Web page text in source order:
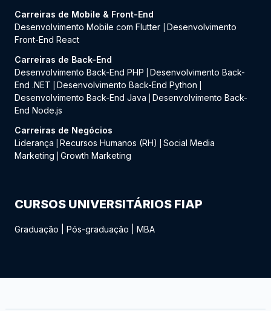
Carreiras de Mobile & Front-End
Desenvolvimento Mobile com Flutter
Desenvolvimento
Front-End React
Carreiras de Back-End
Desenvolvimento Back-End PHP
Desenvolvimento Back-
End .NET
Desenvolvimento Back-End Python
Desenvolvimento Back-End Java
Desenvolvimento Back-
End Node.js
Carreiras de Negócios
Liderança
Recursos Humanos (RH)
Social Media
Marketing
Growth Marketing
CURSOS UNIVERSITÁRIOS FIAP
Graduação Pós-graduação MBA